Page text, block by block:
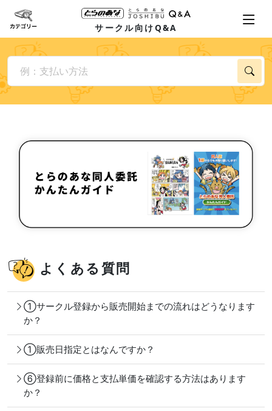
サークル向けQ&A
よくある質問
①サークル登録から販売開始までの流れはどうなります
か？
①販売日指定とはなんですか？
⑥登録前に価格と支払単価を確認する方法はあります
か？